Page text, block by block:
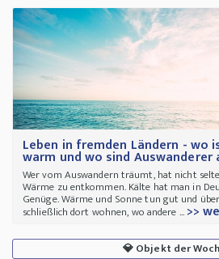
Leben in fremden Ländern - wo
warm und wo sind Auswanderer
Wer vom Auswandern träumt, hat nicht
Wärme zu entkommen. Kälte hat man in
Genüge. Wärme und Sonne tun gut und
schließlich dort wohnen, wo andere ...>>
💎Objekt der